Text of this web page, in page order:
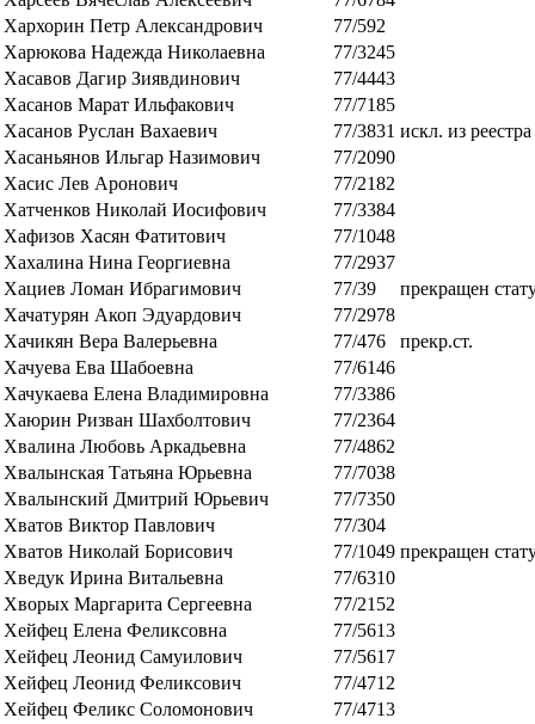
Хархорин Петр Александрович
77/592
Харюкова Надежда Николаевна
77/3245
Хасавов Дагир Зиявдинович
77/4443
Хасанов Марат Ильфакович
77/7185
Хасанов Руслан Вахаевич
77/3831 искл. из
Хасаньянов Ильгар Назимович
77/2090
Хасис Лев Аронович
77/2182
Хатченков Николай Иосифович
77/3384
Хафизов Хасян Фатитович
77/1048
Хахалина Нина Георгиевна
77/2937
Хациев Ломан Ибрагимович
77/39
прекращен
Хачатурян Акоп Эдуардович
77/2978
Хачикян Вера Валерьевна
77/476
прекр.ст.
Хачуева Ева Шабоевна
77/6146
Хачукаева Елена Владимировна
77/3386
Хаюрин Ризван Шахболтович
77/2364
Хвалина Любовь Аркадьевна
77/4862
Хвалынская Татьяна Юрьевна
77/7038
Хвалынский Дмитрий Юрьевич
77/7350
Хватов Виктор Павлович
77/304
Хватов Николай Борисович
77/1049 прекращен
Хведук Ирина Витальевна
77/6310
Хворых Маргарита Сергеевна
77/2152
Хейфец Елена Феликсовна
77/5613
Хейфец Леонид Самуилович
77/5617
Хейфец Леонид Феликсович
77/4712
Хейфец Феликс Соломонович
77/4713